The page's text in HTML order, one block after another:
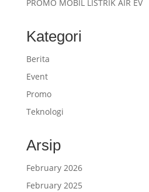
PROMO MOBIL LISTRIK AIR EV
Kategori
Berita
Event
Promo
Teknologi
Arsip
February 2026
February 2025